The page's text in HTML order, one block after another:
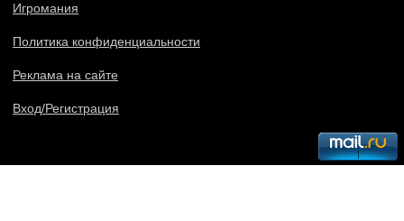
Игромания
Политика конфиденциальности
Реклама на сайте
Вход/Регистрация